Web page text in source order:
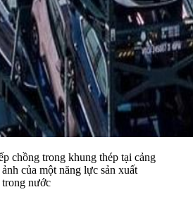
chồng trong khung thép tại cảng
của một năng lực sản xuất
nước